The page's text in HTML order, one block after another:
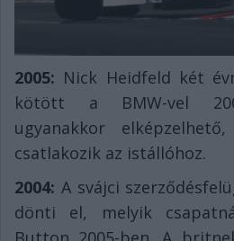
2005: Nick Heidfeld két
kötött a BMW-vel
ugyanakkor
csatlakozik az istállóhoz.
2004: A svájci
dönti el, melyik